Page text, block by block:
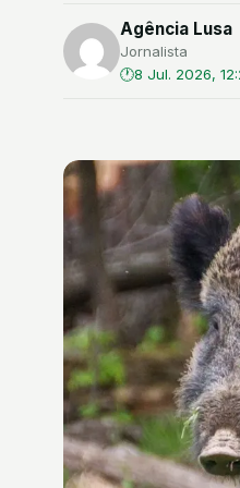
Agência Lusa
Jornalista
8 Jul. 2026,